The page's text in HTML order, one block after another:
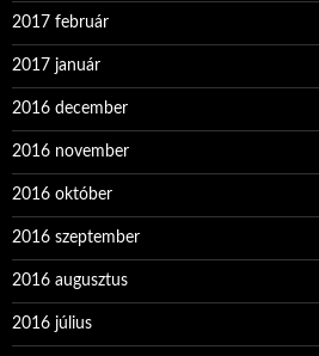
2017 február
2017 január
2016 december
2016 november
2016 október
2016 szeptember
2016 augusztus
2016 július